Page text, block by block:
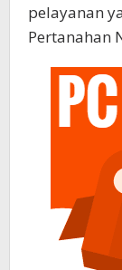
pelayanan
Pertanahan